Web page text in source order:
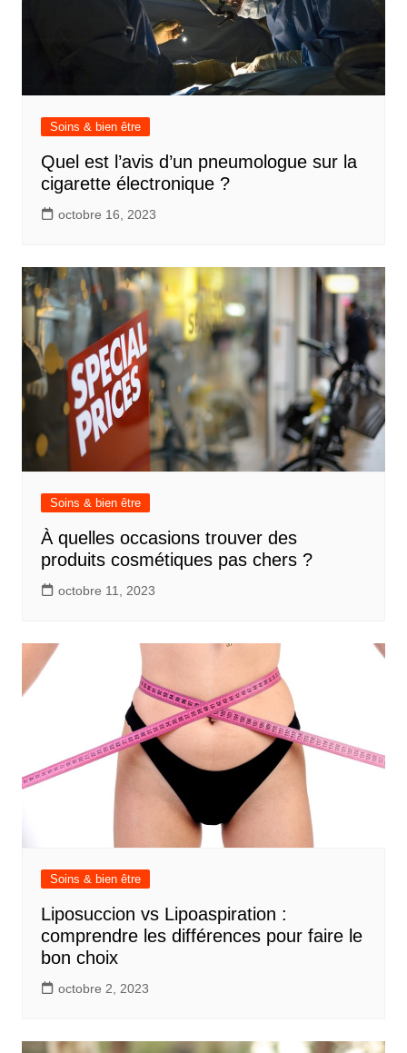
Soins & bien être
Quel est l’avis d’un pneumologue sur la
cigarette électronique ?
octobre 16, 2023
Soins & bien être
À quelles occasions trouver des
produits cosmétiques pas chers ?
octobre 11, 2023
Soins & bien être
Liposuccion vs Lipoaspiration :
comprendre les différences pour faire le
bon choix
octobre 2, 2023